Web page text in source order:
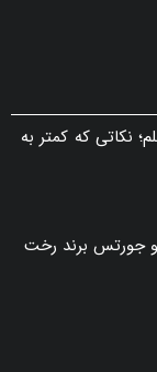
نکاتی که کمتر به
و جورتس برند رخت